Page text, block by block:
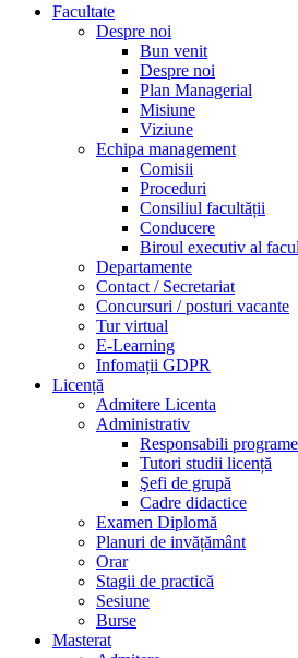
Facultate
Despre noi
Bun venit
Despre noi
Plan Managerial
Misiune
Viziune
Echipa management
Comisii
Proceduri
Consiliul facultății
Conducere
Biroul executiv al
Departamente
Contact / Secretariat
Concursuri / posturi vacante
Tur virtual
E-Learning
Infomații GDPR
Licență
Admitere Licenta
Administrativ
Responsabili
Tutori studii licență
Şefi de grupă
Cadre didactice
Examen Diplomă
Planuri de invățământ
Orar
Stagii de practică
Sesiune
Burse
Masterat